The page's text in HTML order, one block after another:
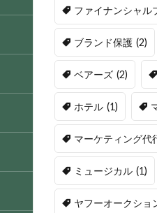
ファイナンシャル
ブランド保護 (2)
ベアーズ (2)
ホテル (1)
マーケティング代
ミュージカル (1)
ヤフーオークショ